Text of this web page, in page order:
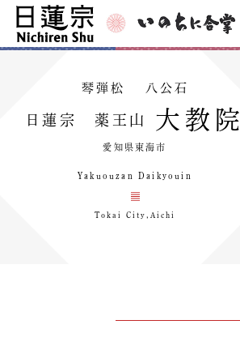
琴弾松 八公石
日蓮宗 薬王山 大教院
愛知県東海市
Yakuouzan Daikyouin
Tokai City,Aichi